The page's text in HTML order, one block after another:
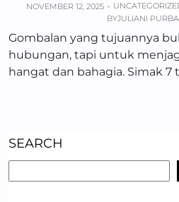
NOVEMBER 12, 2025
BYJULIANI
Gombalan yang tujuannya
hubungan, tapi untuk
hangat dan bahagia. Simak
SEARCH